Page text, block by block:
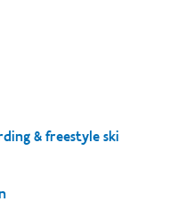
& freestyle ski